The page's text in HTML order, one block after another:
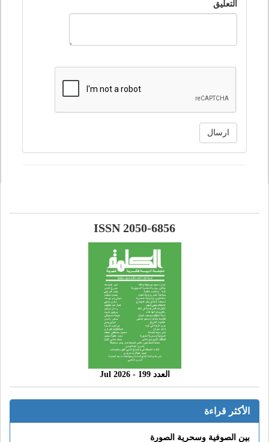
التعليق
ارسال
ISSN 2050-6856
العدد 199 - 2026 Jul
الأكثر قراءة
بين الصوفية وسحرية الصورة